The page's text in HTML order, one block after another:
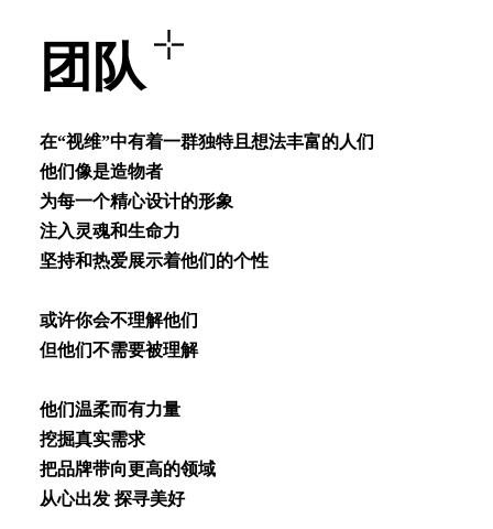
团队
在“视维”中有着⼀群独特且想法丰富的⼈们
他们像是造物者
为每⼀个精⼼设计的形象
注⼊灵魂和⽣命⼒
坚持和热爱展⽰着他们的个性
或许你会不理解他们
但他们不需要被理解
他们温柔⽽有⼒量
挖掘真实需求
把品牌带向更⾼的领域
从⼼出发 探寻美好